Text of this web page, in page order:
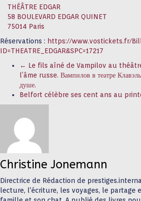
THÉÂTRE EDGAR
58 BOULEVARD EDGAR QUINET
75014 Paris
Réservations : https://www.vostickets.fr/
ID=THEATRE_EDGAR&SPC=17217
← Le fils aîné de Vampilov au
l’âme russe. Вампилов в театре
душе.
Belfort célèbre ses cent ans au
Christine Jonemann
Directrice de Rédaction de
lecture, l'écriture, les voyages, le partage